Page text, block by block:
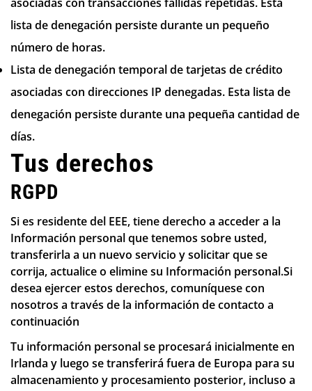
lista de denegación persiste durante un pequeño
número de horas.
Lista de denegación temporal de tarjetas de crédito
asociadas con direcciones IP denegadas. Esta lista de
denegación persiste durante una pequeña cantidad de
días.
Tus derechos
RGPD
Si es residente del EEE, tiene derecho a acceder a la
Información personal que tenemos sobre usted,
transferirla a un nuevo servicio y solicitar que se
corrija, actualice o elimine su Información personal.Si
desea ejercer estos derechos, comuníquese con
nosotros a través de la información de contacto a
continuación
Tu información personal se procesará inicialmente en
Irlanda y luego se transferirá fuera de Europa para su
almacenamiento y procesamiento posterior, incluso a
Confirm your age
Are you 18 years old or older?
NO, I'M NOT YES, I AM